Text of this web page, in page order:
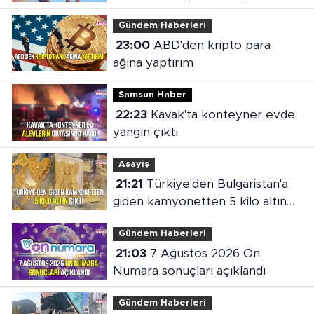
Gündem Haberleri
23:00ABD'den kripto para
ağına yaptırım
Samsun Haber
22:23Kavak'ta konteyner evde
yangın çıktı
Asayiş
21:21
giden kamyonetten 5 kilo altın
çıktı
Gündem Haberleri
21:037 Ağustos 2026 On
Numara sonuçları açıklandı
Gündem Haberleri